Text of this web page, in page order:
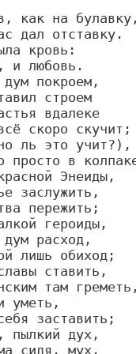
дал отставку.
кровь:
и любовь.
покроем,
строем
вдалеке
скоро скучит;
ль это учит?),
просто в
Энеиды,
заслужить,
пережить;
героиды,
расход,
лишь обиход;
ставить,
там
уметь,
заставить;
пылкий дух,
сидя, мух.